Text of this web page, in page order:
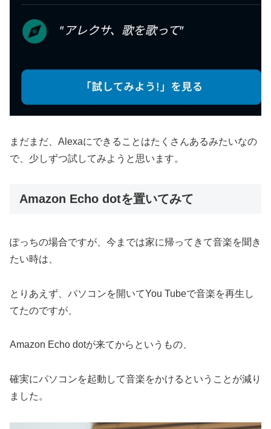
まだまだ、Alexaにできることはたくさんあるみたいなの
で、少しずつ試してみようと思います。
Amazon Echo dotを置いてみて
ぽっちの場合ですが、今までは家に帰ってきて音楽を聞き
たい時は、
とりあえず、パソコンを開いてYou Tubeで音楽を再生し
てたのですが、
Amazon Echo dotが来てからというもの、
確実にパソコンを起動して音楽をかけるということが減り
ました。